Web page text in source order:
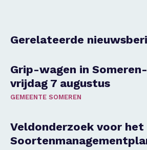
Gerelateerde
Grip-wagen in
vrijdag 7 augustus
GEMEENTE SOMEREN
Veldonderzoek voor het